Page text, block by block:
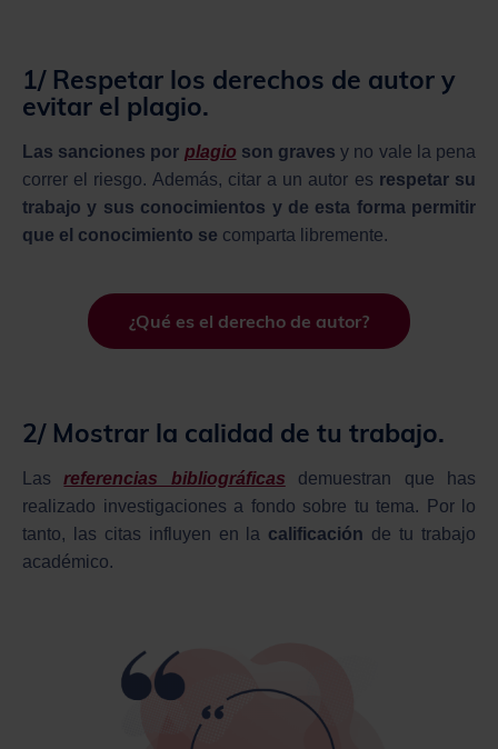
1/ Respetar los derechos de autor y
evitar el plagio.
Las sanciones por plagio son gravesy no vale la pena
correr el riesgo. Además, citar a un autor es respetar su
trabajo y sus conocimientos y de esta forma permitir
que el conocimiento se comparta libremente.
¿Qué es el derecho de autor?
2/ Mostrar la calidad de tu trabajo.
Lasreferencias bibliográficas demuestran que has
realizado investigaciones a fondo sobre tu tema. Por lo
tanto, las citas influyen en la calificación de tu trabajo
académico.